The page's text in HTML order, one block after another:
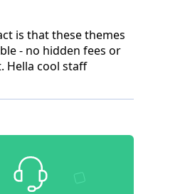
is that these themes
- no hidden fees or
Hella cool staff